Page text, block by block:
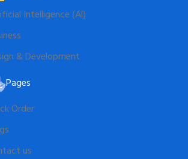
Intelligence (Al)
& Development
Pages
Order
us